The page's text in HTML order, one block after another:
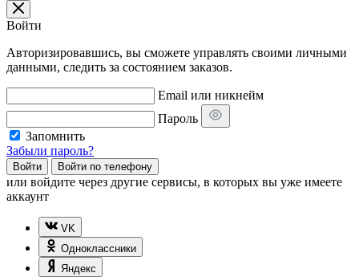
Войти
Авторизировавшись, вы сможете управлять своими личными
данными, следить за состоянием заказов.
Email или никнейм
Пароль
Запомнить
Забыли пароль?
Войти Войти по телефону
или войдите через другие сервисы, в которых вы уже имеете
аккаунт
VK
Одноклассники
Яндекс